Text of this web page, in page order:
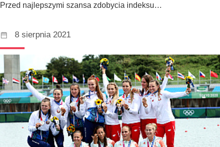
Przed najlepszymi szansa zdobycia indeksu…
8 sierpnia 2021